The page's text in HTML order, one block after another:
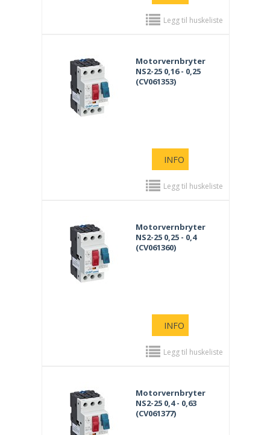
Legg til huskeliste
Motorvernbryter
NS2-25 0,16 - 0,25
(CV061353)
INFO
Legg til huskeliste
Motorvernbryter
NS2-25 0,25 - 0,4
(CV061360)
INFO
Legg til huskeliste
Motorvernbryter
NS2-25 0,4 - 0,63
(CV061377)